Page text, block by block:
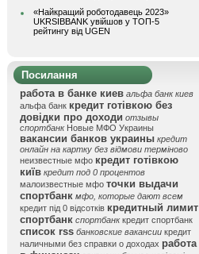
«Найкращий роботодавець 2023»
UKRSIBBANK увійшов у ТОП-5
рейтингу від UGEN
Посилання
работа в банке киев альфа банк киев
альфа банк кредит готівкою без
довідки про доходи отзывы
спортбанк Новые МФО Украины
вакансии банков украины кредит
онлайн на картку без відмови терміново
неизвестные мфо кредит готівкою
київ кредит под 0 процентов
малоизвестные мфо точки выдачи
спортбанк мфо, которые дают всем
кредит під 0 відсотків кредитный лимит
спортбанк спортбанк кредит спортбанк
список rss банковские вакансии кредит
наличными без справки о доходах работа